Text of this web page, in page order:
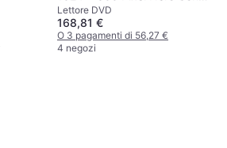
Telecomando e Cuffie
Lettore DVD
168,81 €
O 3 pagamenti di 56,27 €
4 negozi